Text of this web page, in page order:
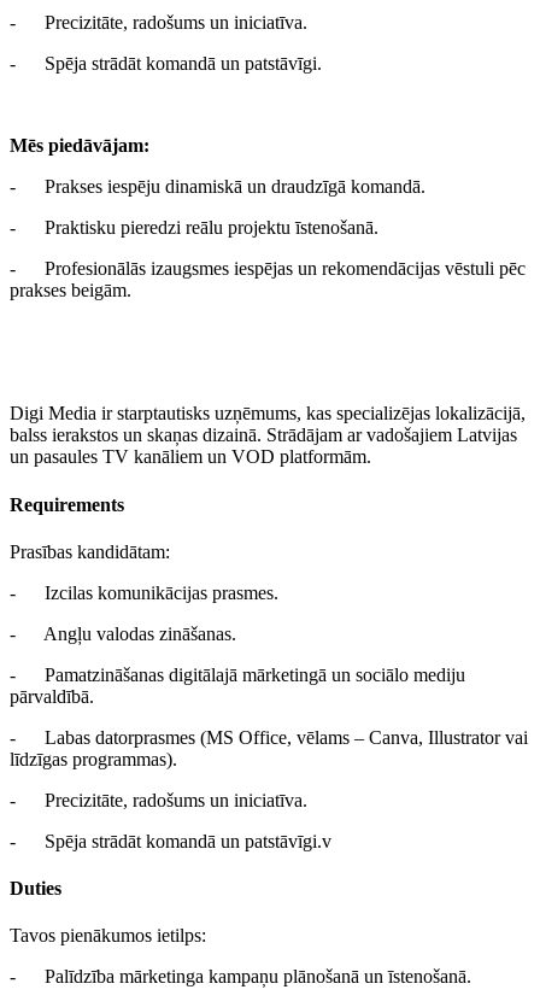
- Precizitāte, radošums un iniciatīva.
- Spēja strādāt komandā un patstāvīgi.
Mēs piedāvājam:
- Prakses iespēju dinamiskā un draudzīgā komandā.
- Praktisku pieredzi reālu projektu īstenošanā.
- Profesionālās izaugsmes iespējas un rekomendācijas vēstuli pēc
prakses beigām.
Digi Media ir starptautisks uzņēmums, kas specializējas lokalizācijā,
balss ierakstos un skaņas dizainā. Strādājam ar vadošajiem Latvijas
un pasaules TV kanāliem un VOD platformām.
Requirements
Prasības kandidātam:
- Izcilas komunikācijas prasmes.
- Angļu valodas zināšanas.
- Pamatzināšanas digitālajā mārketingā un sociālo mediju
pārvaldībā.
- Labas datorprasmes (MS Office, vēlams – Canva, Illustrator vai
līdzīgas programmas).
- Precizitāte, radošums un iniciatīva.
- Spēja strādāt komandā un patstāvīgi.v
Duties
Tavos pienākumos ietilps:
- Palīdzība mārketinga kampaņu plānošanā un īstenošanā.